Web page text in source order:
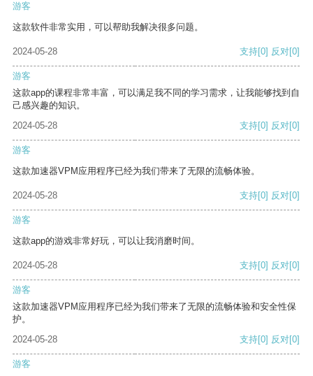
游客
这款软件非常实用，可以帮助我解决很多问题。
2024-05-28 支持[0] 反对[0]
游客
这款app的课程非常丰富，可以满足我不同的学习需求，让我能够找到自
己感兴趣的知识。
2024-05-28
支持[0] 反对[0]
游客
这款加速器VPM应用程序已经为我们带来了无限的流畅体验。
2024-05-28 支持[0] 反对[0]
游客
这款app的游戏非常好玩，可以让我消磨时间。
2024-05-28 支持[0] 反对[0]
游客
这款加速器VPM应用程序已经为我们带来了无限的流畅体验和安全性保
护。
2024-05-28
支持[0] 反对[0]
游客